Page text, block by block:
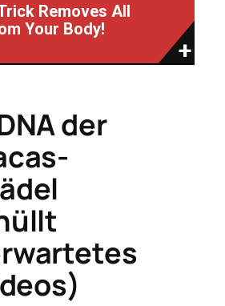
Removes All
Your Body!
der